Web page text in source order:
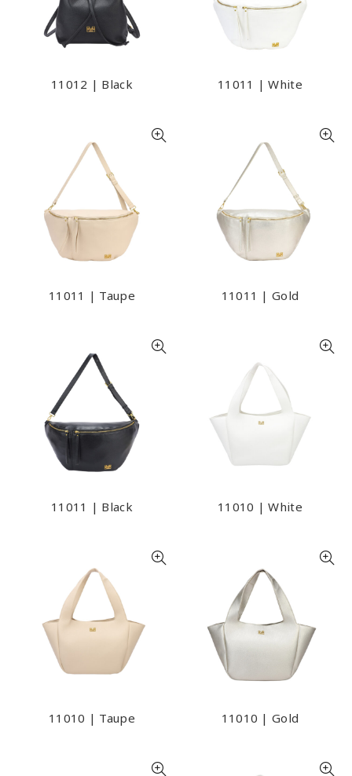
11012 | Black 11011 | White
11011 | Taupe 11011 | Gold
11011 | Black 11010 | White
11010 | Taupe 11010 | Gold